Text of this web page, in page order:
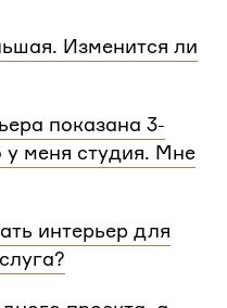
решение,
детали. Вы
Изменится ли
многоэтажный дом
флэтплан для
показана 3-
у меня студия. Мне
стиль интерьера
для
интерьер для